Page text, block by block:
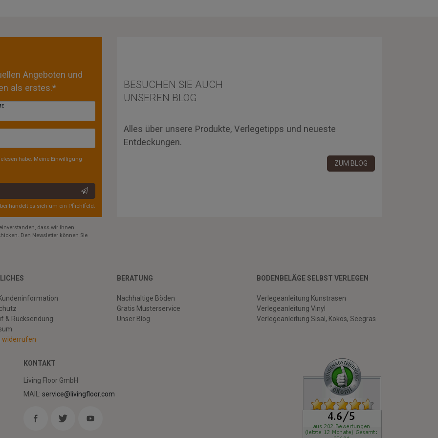
Angeboten und
als erstes.*
habe. Meine Einwilligung
handelt es sich um ein Pflichtfeld.
BESUCHEN SIE AUCH
UNSEREN BLOG
Alles über unsere Produkte, Verlegetipps und neueste
Entdeckungen.
ZUM BLOG
dass wir Ihnen
Den Newsletter können Sie
& Rücksendung
widerrufen
BERATUNG
Nachhaltige Böden
Gratis Musterservice
Unser Blog
BODENBELÄGE SELBST VERLEGEN
Verlegeanleitung Kunstrasen
Verlegeanleitung Vinyl
Verlegeanleitung Sisal, Kokos, Seegras
KONTAKT
Living Floor GmbH
MAIL:service@livingfloor.com